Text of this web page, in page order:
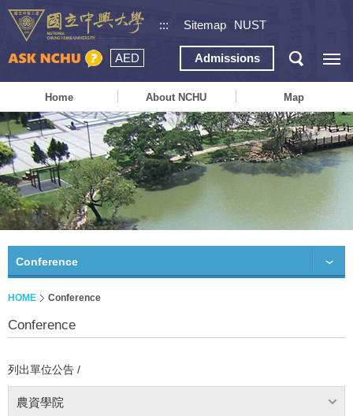
::: Sitemap NUST
AED Admissions
Home About NCHU Map
Conference
HOME Conference
Conference
列出單位公告 /
農資學院